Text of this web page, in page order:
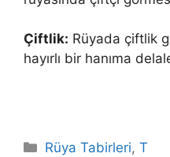
Çiftlik: Rüyada çiftlik
hayırlı bir hanıma
Kategoriler
Rüya Tabirleri,T